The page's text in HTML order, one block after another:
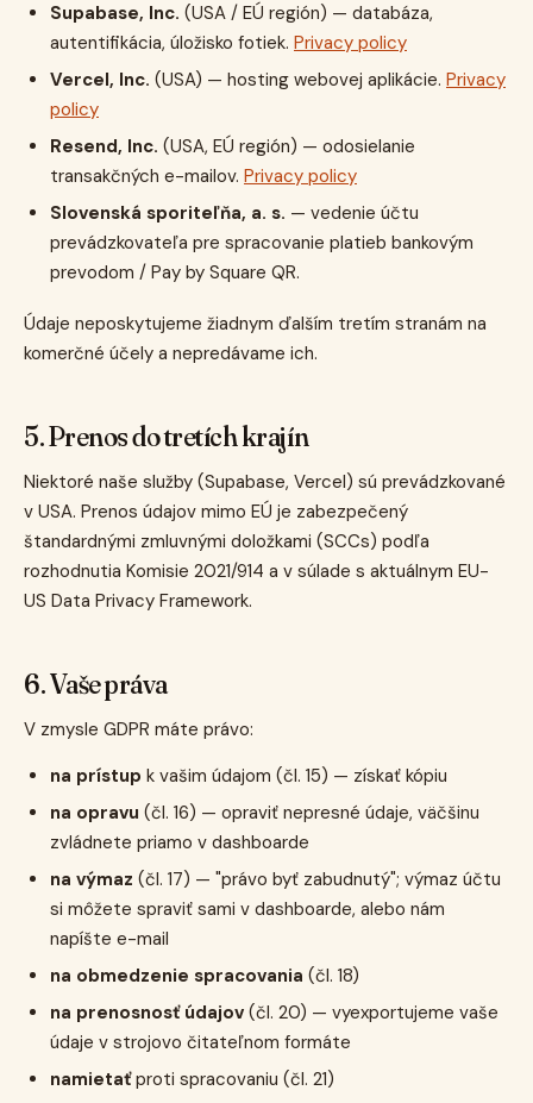
Supabase, Inc. (USA / EÚ región) — databáza,
autentifikácia, úložisko fotiek. Privacy policy
Vercel, Inc. (USA) — hosting webovej aplikácie. Privacy
policy
Resend, Inc. (USA, EÚ región) — odosielanie
transakčných e-mailov. Privacy policy
Slovenská sporiteľňa, a. s. — vedenie účtu
prevádzkovateľa pre spracovanie platieb bankovým
prevodom / Pay by Square QR.
Údaje neposkytujeme žiadnym ďalším tretím stranám na
komerčné účely a nepredávame ich.
5. Prenos do tretích krajín
Niektoré naše služby (Supabase, Vercel) sú prevádzkované
v USA. Prenos údajov mimo EÚ je zabezpečený
štandardnými zmluvnými doložkami (SCCs) podľa
rozhodnutia Komisie 2021/914 a v súlade s aktuálnym EU-
US Data Privacy Framework.
6. Vaše práva
V zmysle GDPR máte právo:
na prístup k vašim údajom (čl. 15) — získať kópiu
na opravu (čl. 16) — opraviť nepresné údaje, väčšinu
zvládnete priamo v dashboarde
na výmaz (čl. 17) — "právo byť zabudnutý"; výmaz účtu
si môžete spraviť sami v dashboarde, alebo nám
napíšte e-mail
na obmedzenie spracovania (čl. 18)
na prenosnosť údajov (čl. 20) — vyexportujeme vaše
údaje v strojovo čitateľnom formáte
namietaťproti spracovaniu (čl. 21)